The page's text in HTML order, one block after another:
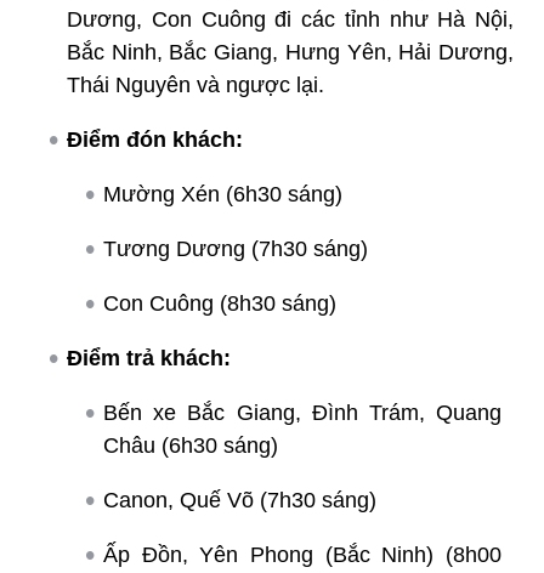
Dương, Con Cuông đi các tỉnh như Hà Nội,
Bắc Ninh, Bắc Giang, Hưng Yên, Hải Dương,
Thái Nguyên và ngược lại.
Điểm đón khách:
Mường Xén (6h30 sáng)
Tương Dương (7h30 sáng)
Con Cuông (8h30 sáng)
Điểm trả khách:
Bến xe Bắc Giang, Đình Trám, Quang
Châu (6h30 sáng)
Canon, Quế Võ (7h30 sáng)
Ấp Đồn, Yên Phong (Bắc Ninh) (8h00